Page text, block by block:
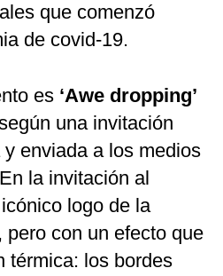
que comenzó
de covid-19.
es ‘Awe dropping’
una invitación
enviada a los medios
la invitación al
logo de la
pero con un efecto que
térmica: los bordes